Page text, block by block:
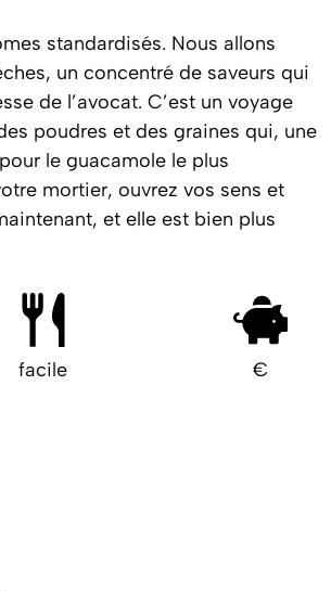
standardisés. Nous allons
un concentré de saveurs qui
de l’avocat. C’est un voyage
poudres et des graines qui, une
le guacamole le plus
mortier, ouvrez vos sens et
et elle est bien plus
facile €